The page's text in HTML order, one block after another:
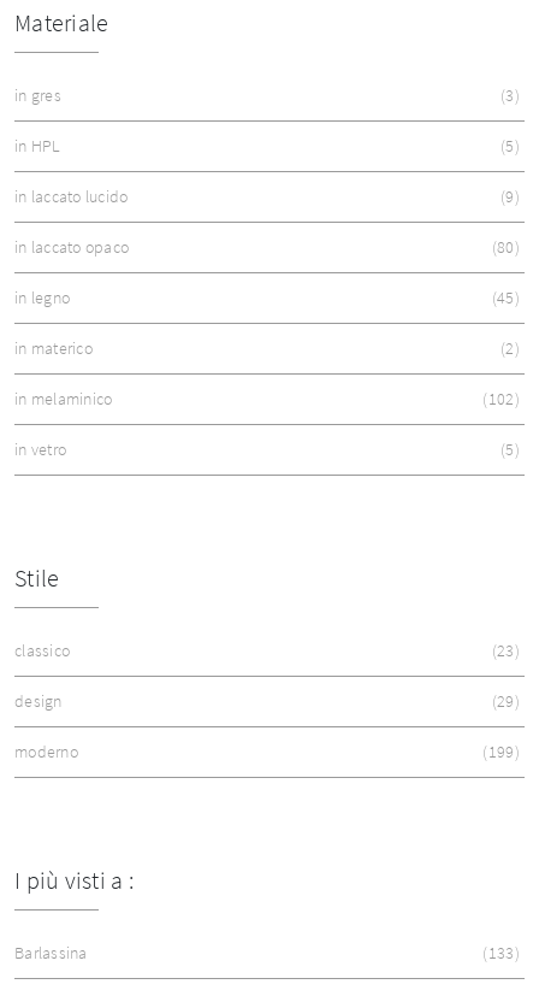
Materiale
in gres 3
in HPL 5
in laccato lucido 9
in laccato opaco 80
in legno 45
in materico 2
in melaminico 102
in vetro 5
Stile
classico 23
design 29
moderno 199
I più visti a :
Barlassina 133